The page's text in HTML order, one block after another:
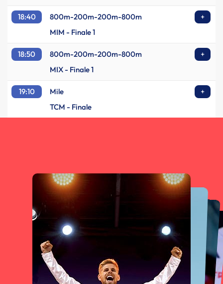
18:40 800m-200m-200m-800m
+
MIM - Finale 1
18:50 800m-200m-200m-800m
+
MIX - Finale 1
19:10 Mile
+
TCM - Finale